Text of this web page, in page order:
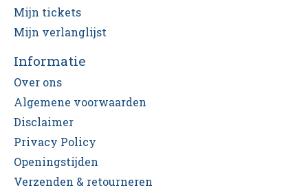
Mijn tickets
Mijn verlanglijst
Informatie
Over ons
Algemene voorwaarden
Disclaimer
Privacy Policy
Openingstijden
Verzenden & retourneren